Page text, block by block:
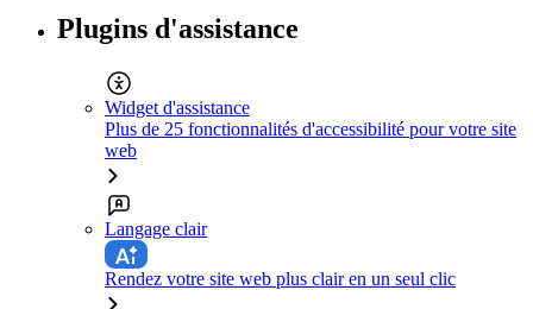
Plugins d'assistance
Widget d'assistance
Plus de 25 fonctionnalités d'accessibilité pour votre site
web
Langage clair
Rendez votre site web plus clair en un seul clic